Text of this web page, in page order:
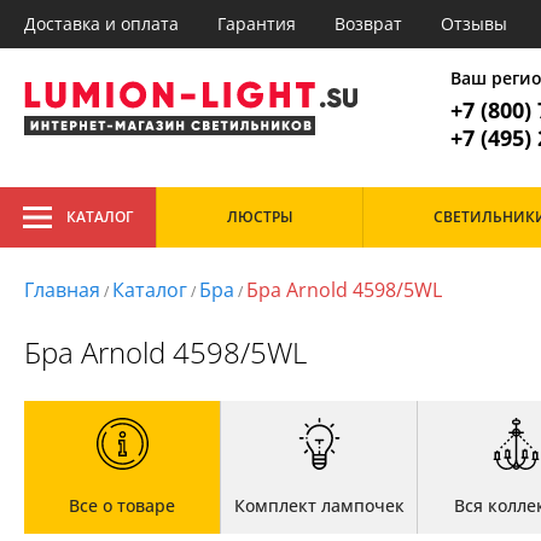
Доставка и оплата Гарантия Возврат Отзывы
Ваш
+7
+7
1. Люстры
3. Подвесные
4. Торшеры
5. Настольные лампы
Главная
Возврат
Отзывы
Дизайнерам
1. Люстры
Все товары
Дизайнерские
Техно
Хай
КАТАЛОГ ЛЮСТРЫ
Главная / Каталог/ Бра / Бра Arnold 4598/5WL
Бра Arnold 4598/5WL
Все о товаре Комплект лампочек Вся